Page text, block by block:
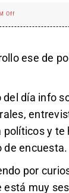
Off
ese de
del día info
y te
de encuesta.
por
está muy